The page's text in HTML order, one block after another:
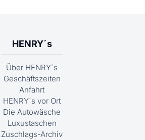
HENRY´s
Über HENRY´s
Geschäftszeiten
Anfahrt
HENRY´s vor Ort
Die Autowäsche
Luxustaschen
Zuschlags-Archiv